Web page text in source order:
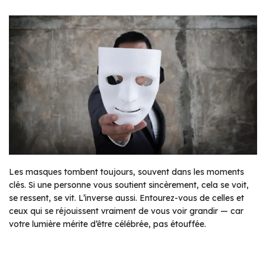
Les masques tombent toujours, souvent dans les moments
clés. Si une personne vous soutient sincèrement, cela se voit,
se ressent, se vit. L’inverse aussi. Entourez-vous de celles et
ceux qui se réjouissent vraiment de vous voir grandir — car
votre lumière mérite d’être célébrée, pas étouffée.